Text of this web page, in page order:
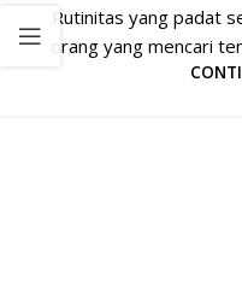
Rutinitas yang padat
orang yang mencari